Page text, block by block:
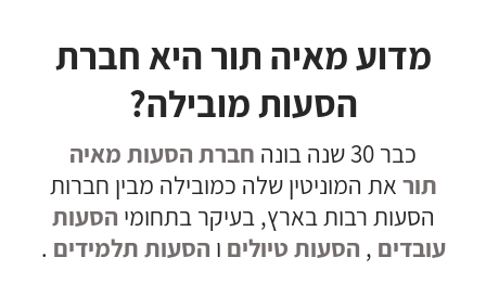
מדוע מאיה תור היא חברת
הסעות מובילה?
כבר 30 שנה בונה
חברת הסעות מאיה
תור את המוניטין שלה כמובילה מבין חברות
הסעות רבות בארץ, בעיקר בתחומי הסעות
עובדים , הסעות טיולים ו הסעות תלמידים .